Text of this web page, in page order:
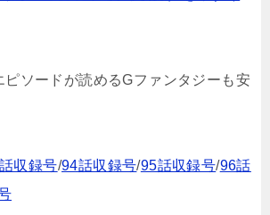
ピソードが読めるGファンタジーも安
収録号/94話収録号/95話収録号/96話